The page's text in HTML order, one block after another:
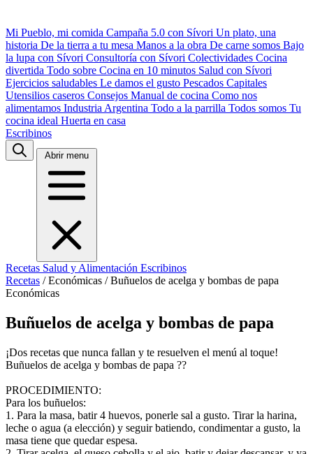
Mi Pueblo, mi comida Campaña 5.0 con Sívori Un plato, una
historia De la tierra a tu mesa Manos a la obra De carne somos Bajo
la lupa con Sívori Consultoría con Sívori Colectividades Cocina
divertida Todo sobre Cocina en 10 minutos Salud con Sívori
Ejercicios saludables Le damos el gusto Pescados Capitales
Utensilios caseros Consejos Manual de cocina Como nos
alimentamos Industria Argentina Todo a la parrilla Todos somos Tu
cocina ideal Huerta en casa
Escribinos
Abrir menu
Recetas Salud y Alimentación Escribinos
Recetas / Económicas / Buñuelos de acelga y bombas de papa
Económicas
Buñuelos de acelga y bombas de papa
¡Dos recetas que nunca fallan y te resuelven el menú al toque!
Buñuelos de acelga y bombas de papa ??
PROCEDIMIENTO:
Para los buñuelos:
1. Para la masa, batir 4 huevos, ponerle sal a gusto. Tirar la harina,
leche o agua (a elección) y seguir batiendo, condimentar a gusto, la
masa tiene que quedar espesa.